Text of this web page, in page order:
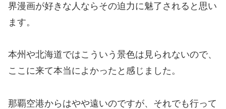
界漫画が好きな人ならその迫力に魅了されると思い
ます。
本州や北海道ではこういう景色は見られないので、
ここに来て本当によかったと感じました。
那覇空港からはやや遠いのですが、それでも行って